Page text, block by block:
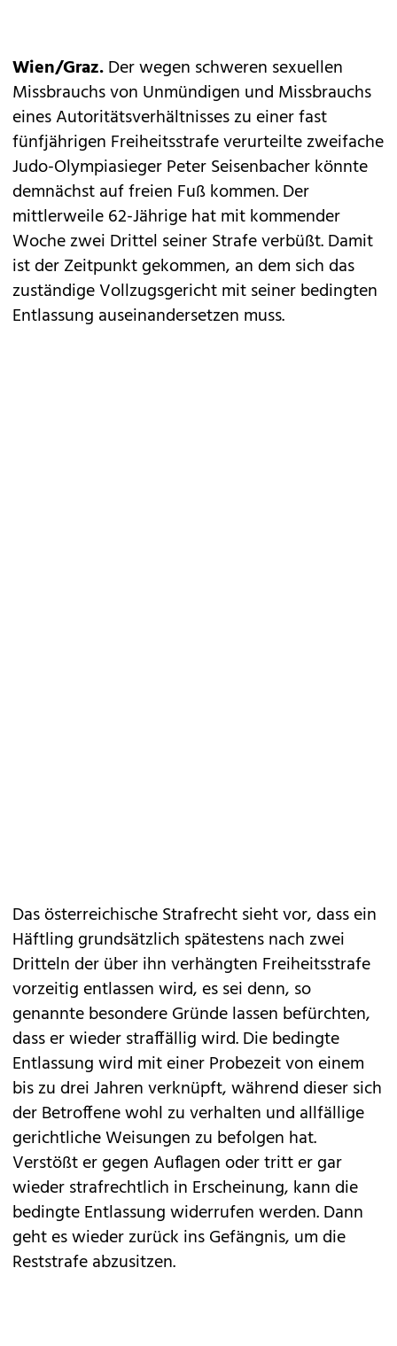
Wien/Graz.Der wegen schweren sexuellen
Missbrauchs von Unmündigen und Missbrauchs
eines Autoritätsverhältnisses zu einer fast
fünfjährigen Freiheitsstrafe verurteilte zweifache
Judo-Olympiasieger Peter Seisenbacher könnte
demnächst auf freien Fuß kommen. Der
mittlerweile 62-Jährige hat mit kommender
Woche zwei Drittel seiner Strafe verbüßt. Damit
ist der Zeitpunkt gekommen, an dem sich das
zuständige Vollzugsgericht mit seiner bedingten
Entlassung auseinandersetzen muss.
Das österreichische Strafrecht sieht vor, dass ein
Häftling grundsätzlich spätestens nach zwei
Dritteln der über ihn verhängten Freiheitsstrafe
vorzeitig entlassen wird, es sei denn, so
genannte besondere Gründe lassen befürchten,
dass er wieder straffällig wird. Die bedingte
Entlassung wird mit einer Probezeit von einem
bis zu drei Jahren verknüpft, während dieser sich
der Betroffene wohl zu verhalten und allfällige
gerichtliche Weisungen zu befolgen hat.
Verstößt er gegen Auflagen oder tritt er gar
wieder strafrechtlich in Erscheinung, kann die
bedingte Entlassung widerrufen werden. Dann
geht es wieder zurück ins Gefängnis, um die
Reststrafe abzusitzen.